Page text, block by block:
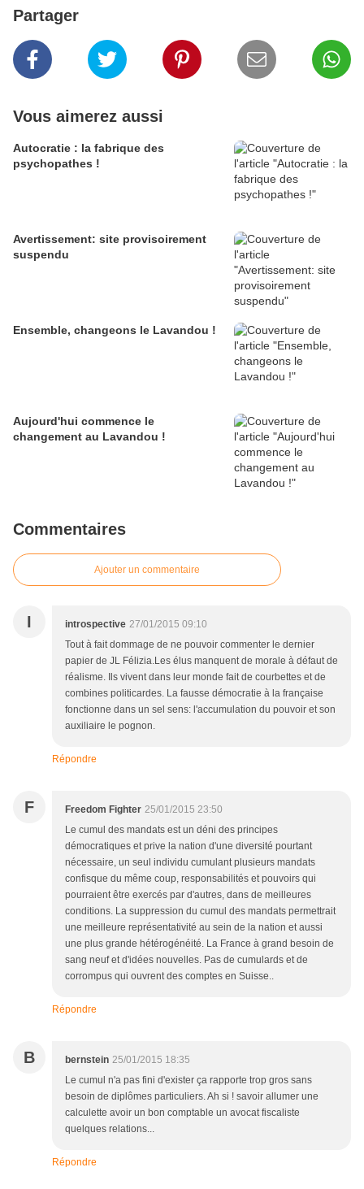
Partager
Vous aimerez aussi
Autocratie : la fabrique des
psychopathes !
Avertissement: site provisoirement
suspendu
Ensemble, changeons le Lavandou !
Aujourd'hui commence le
changement au Lavandou !
Commentaires
Ajouter un commentaire
I introspective 27/01/2015 09:10
Tout à fait dommage de ne pouvoir commenter le dernier
papier de JL Félizia.Les élus manquent de morale à défaut de
réalisme. Ils vivent dans leur monde fait de courbettes et de
combines politicardes. La fausse démocratie à la française
fonctionne dans un sel sens: l'accumulation du pouvoir et son
auxiliaire le pognon.
Répondre
F Freedom Fighter 25/01/2015 23:50
Le cumul des mandats est un déni des principes
démocratiques et prive la nation d'une diversité pourtant
nécessaire, un seul individu cumulant plusieurs mandats
confisque du même coup, responsabilités et pouvoirs qui
pourraient être exercés par d'autres, dans de meilleures
conditions. La suppression du cumul des mandats permettrait
une meilleure représentativité au sein de la nation et aussi
une plus grande hétérogénéité. La France à grand besoin de
sang neuf et d'idées nouvelles. Pas de cumulards et de
corrompus qui ouvrent des comptes en Suisse..
Répondre
B bernstein 25/01/2015 18:35
Le cumul n'a pas fini d'exister ça rapporte trop gros sans
besoin de diplômes particuliers. Ah si ! savoir allumer une
calculette avoir un bon comptable un avocat fiscaliste
quelques relations...
Répondre